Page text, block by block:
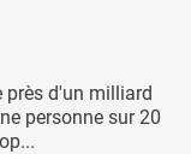
près d'un milliard
personne sur 20